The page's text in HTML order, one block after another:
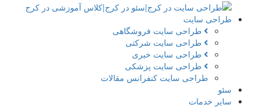
طراحی سایت
طراحی سایت فروشگاهی
طراحی سایت شرکتی
طراحی سایت خبری
طراحی سایت پزشکی
طراحی سایت کنفرانس مقالات
سئو
سایر خدمات